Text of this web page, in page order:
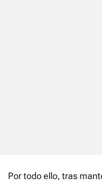
Por todo ello, tras